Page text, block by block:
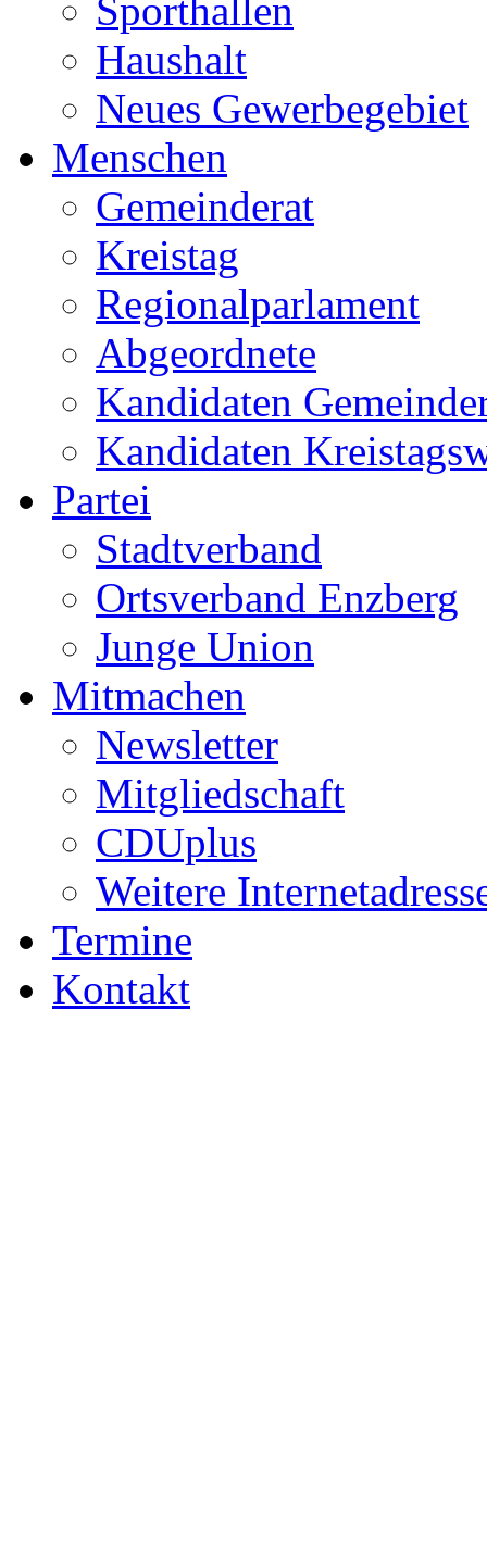
Sporthallen
Haushalt
Neues Gewerbegebiet
Menschen
Gemeinderat
Kreistag
Regionalparlament
Abgeordnete
Kandidaten
Kandidaten
Partei
Stadtverband
Ortsverband Enzberg
Junge Union
Mitmachen
Newsletter
Mitgliedschaft
CDUplus
Weitere
Termine
Kontakt